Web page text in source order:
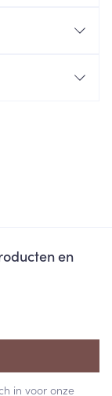
en
in voor onze